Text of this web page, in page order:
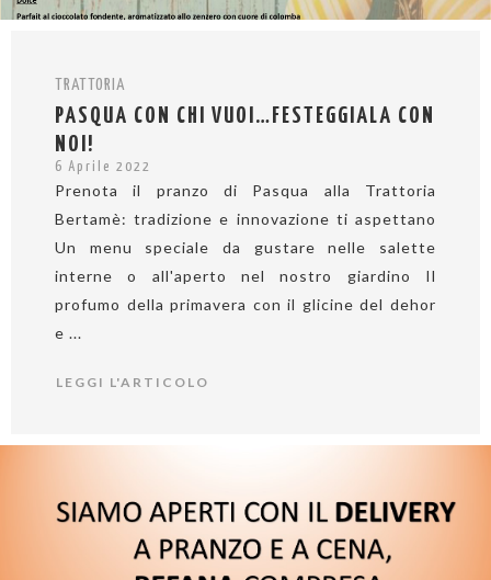
TRATTORIA
PASQUA CON CHI VUOI…FESTEGGIALA CON
NOI!
6 Aprile 2022
Prenota il pranzo di Pasqua alla Trattoria
Bertamè: tradizione e innovazione ti aspettano
Un menu speciale da gustare nelle salette
interne o all'aperto nel nostro giardino Il
profumo della primavera con il glicine del dehor
e ...
LEGGI L'ARTICOLO